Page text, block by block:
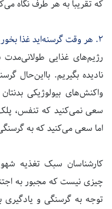
که تقریبا به هر طرف نگاه
۲. هر وقت گرسنه‌اید غذا
رژیم‌های غذایی طولانی‌مدت
نادیده بگیریم. بااین‌حال
واکنش‌های بیولوژیکی
سعی نمی‌کنید که تنفس،
اما سعی می‌کنید که به
کارشناسان سبک تغذیه
چیزی نیست که مجبور به
توجه به گرسنگی و یادگیری